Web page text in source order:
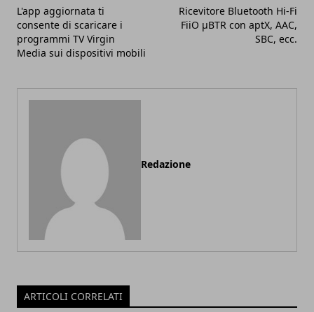
L'app aggiornata ti
consente di scaricare i
programmi TV Virgin
Media sui dispositivi mobili
Ricevitore Bluetooth Hi-Fi
FiiO μBTR con aptX, AAC,
SBC, ecc.
Redazione
ARTICOLI CORRELATI